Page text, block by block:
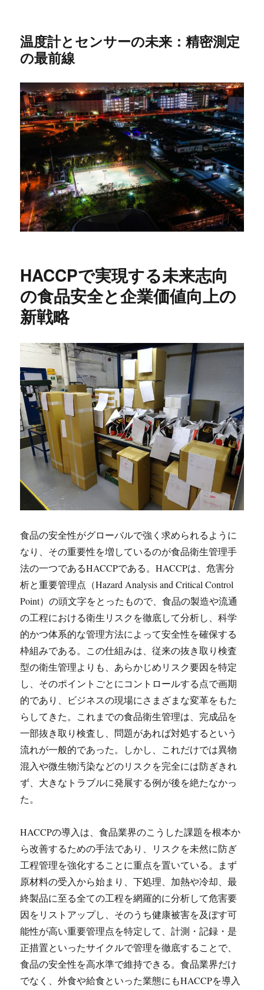
温度計とセンサーの未来：精密測定
の最前線
HACCPで実現する未来志向
の食品安全と企業価値向上の
新戦略
食品の安全性がグローバルで強く求められるように
なり、その重要性を増しているのが食品衛生管理手
法の一つであるHACCPである。HACCPは、危害分
析と重要管理点（Hazard Analysis and Critical Control
Point）の頭文字をとったもので、食品の製造や流通
の工程における衛生リスクを徹底して分析し、科学
的かつ体系的な管理方法によって安全性を確保する
枠組みである。この仕組みは、従来の抜き取り検査
型の衛生管理よりも、あらかじめリスク要因を特定
し、そのポイントごとにコントロールする点で画期
的であり、ビジネスの現場にさまざまな変革をもた
らしてきた。これまでの食品衛生管理は、完成品を
一部抜き取り検査し、問題があれば対処するという
流れが一般的であった。しかし、これだけでは異物
混入や微生物汚染などのリスクを完全には防ぎきれ
ず、大きなトラブルに発展する例が後を絶たなかっ
た。
HACCPの導入は、食品業界のこうした課題を根本か
ら改善するための手法であり、リスクを未然に防ぎ
工程管理を強化することに重点を置いている。まず
原材料の受入から始まり、下処理、加熱や冷却、最
終製品に至る全ての工程を網羅的に分析して危害要
因をリストアップし、そのうち健康被害を及ぼす可
能性が高い重要管理点を特定して、計測・記録・是
正措置といったサイクルで管理を徹底することで、
食品の安全性を高水準で維持できる。食品業界だけ
でなく、外食や給食といった業態にもHACCPを導入